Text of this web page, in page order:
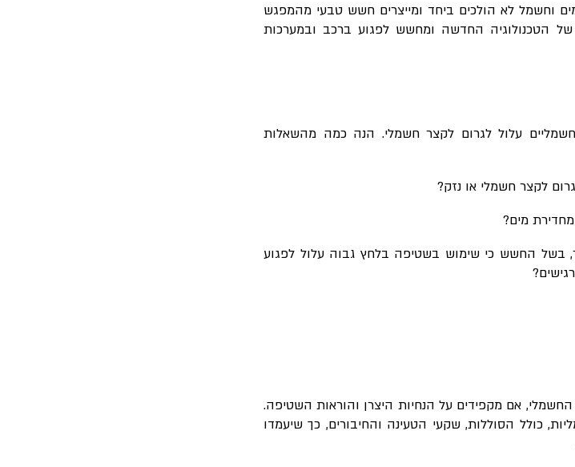
וחשמל לא הולכים ביחד ומייצרים חשש טבעי מהמפגש
הטכנולוגיה החדשה ומחשש לפגוע ברכב ובמערכות
עלול לגרום לקצר חשמלי. הנה כמה מהשאלות
לקצר חשמלי או נזק?
מים?
בשל החשש כי שימוש בשטיפה בלחץ גבוה עלול לפגוע
אם מקפידים על הנחיות היצרן והוראות השטיפה.
כולל הסוללות, שקעי הטעינה והחיבורים, כך שיעמדו